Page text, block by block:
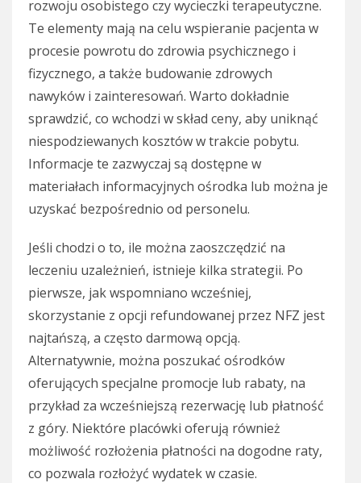
rozwoju osobistego czy wycieczki terapeutyczne.
Te elementy mają na celu wspieranie pacjenta w
procesie powrotu do zdrowia psychicznego i
fizycznego, a także budowanie zdrowych
nawyków i zainteresowań. Warto dokładnie
sprawdzić, co wchodzi w skład ceny, aby uniknąć
niespodziewanych kosztów w trakcie pobytu.
Informacje te zazwyczaj są dostępne w
materiałach informacyjnych ośrodka lub można je
uzyskać bezpośrednio od personelu.
Jeśli chodzi o to, ile można zaoszczędzić na
leczeniu uzależnień, istnieje kilka strategii. Po
pierwsze, jak wspomniano wcześniej,
skorzystanie z opcji refundowanej przez NFZ jest
najtańszą, a często darmową opcją.
Alternatywnie, można poszukać ośrodków
oferujących specjalne promocje lub rabaty, na
przykład za wcześniejszą rezerwację lub płatność
z góry. Niektóre placówki oferują również
możliwość rozłożenia płatności na dogodne raty,
co pozwala rozłożyć wydatek w czasie.